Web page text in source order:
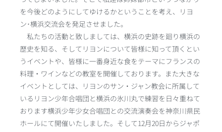
を今後どのようにしてゆけるかということを考え、リヨ
ン･横浜交流会を発足させました。
私たちの活動と致しましては、横浜の史跡を廻り横浜の
歴史を知る、そしてリヨンについて皆様に知って頂くとい
うイベントや、皆様に一番身近な食をテーマにフランスの
料理・ワインなどの教室を開催しております。また大きな
イベントとしては、リヨンのサン・ジャン教会に所属して
いるリヨン少年合唱団と横浜の氷川丸で練習を日々重ねて
おります横浜少年少女合唱団との交流演奏会を神奈川県民
ホールにて開催いたしました。そして12月20日からジャポ